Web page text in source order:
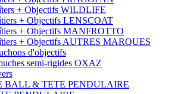
+ Objectifs WILDLIFE
+ Objectifs LENSCOAT
+ Objectifs MANFROTTO
+ Objectifs AUTRES MARQUES
d'objectifs
semi-rigides OXAZ
BALL & TETE PENDULAIRE